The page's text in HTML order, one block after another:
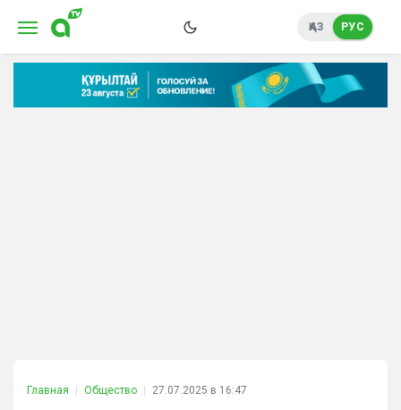
ҚАЗ РУС
Главная Общество 27.07.2025 в 16:47